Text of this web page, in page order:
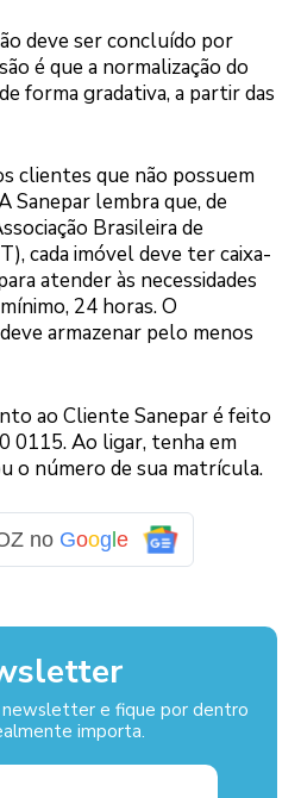
deve ser concluído por
é que a normalização do
forma gradativa, a partir das
clientes que não possuem
Sanepar lembra que, de
Brasileira de
cada imóvel deve ter caixa-
atender às necessidades
24 horas. O
armazenar pelo menos
ao Cliente Sanepar é feito
0115. Ao ligar, tenha em
o número de sua matrícula.
no Goog e
newsletter e fique por dentro
importa.